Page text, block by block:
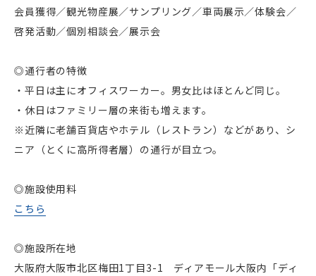
会員獲得／観光物産展／サンプリング／車両展示／体験会／
啓発活動／個別相談会／展示会
◎通行者の特徴
・平日は主にオフィスワーカー。男女比はほとんど同じ。
・休日はファミリー層の来街も増えます。
※近隣に老舗百貨店やホテル（レストラン）などがあり、シ
ニア（とくに高所得者層）の通行が目立つ。
◎施設使用料
こちら
◎施設所在地
大阪府大阪市北区梅田1丁目3-1 ディアモール大阪内「ディ